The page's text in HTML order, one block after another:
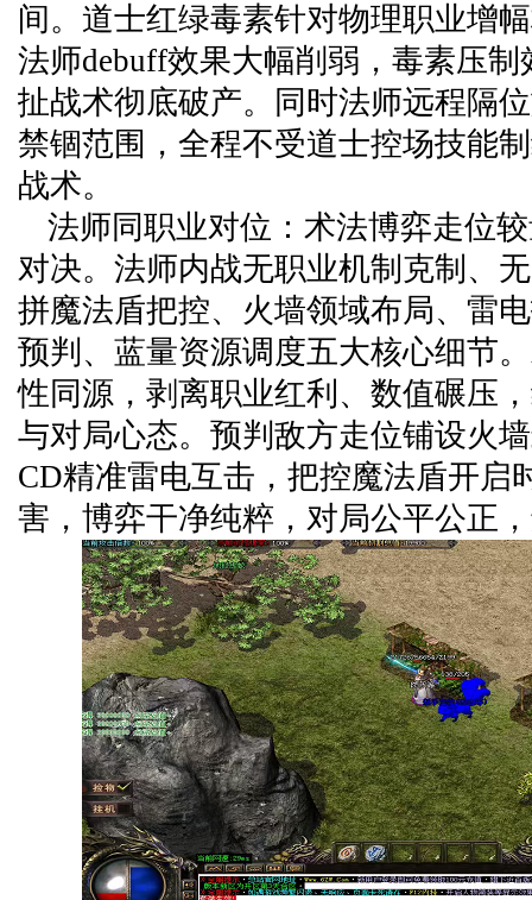
间。道士红绿毒素针对物理职业增
法师debuff效果大幅削弱，毒素压
扯战术彻底破产。同时法师远程隔
禁锢范围，全程不受道士控场技能
战术。
法师同职业对位：术法博弈走位
对决。法师内战无职业机制克制、
拼魔法盾把控、火墙领域布局、雷
预判、蓝量资源调度五大核心细节
性同源，剥离职业红利、数值碾压
与对局心态。预判敌方走位铺设火
CD精准雷电互击，把控魔法盾开启
害，博弈干净纯粹，对局公平公正